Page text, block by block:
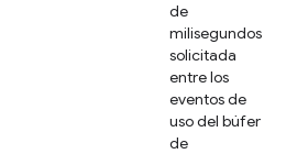
de
milisegundos
solicitada
entre los
eventos de
uso del búfer
de